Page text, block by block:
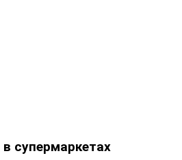
супермаркетах